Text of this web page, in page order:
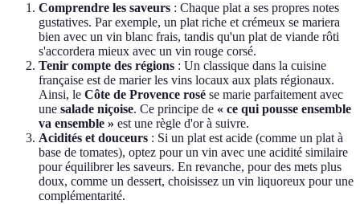
Comprendre les saveurs : Chaque plat a ses propres notes
gustatives. Par exemple, un plat riche et crémeux se mariera
bien avec un vin blanc frais, tandis qu'un plat de viande rôti
s'accordera mieux avec un vin rouge corsé.
Tenir compte des régions : Un classique dans la cuisine
française est de marier les vins locaux aux plats régionaux.
Ainsi, le Côte de Provence rosé se marie parfaitement avec
une salade niçoise. Ce principe de « ce qui pousse ensemble
va ensemble » est une règle d'or à suivre.
Acidités et douceurs : Si un plat est acide (comme un plat à
base de tomates), optez pour un vin avec une acidité similaire
pour équilibrer les saveurs. En revanche, pour des mets plus
doux, comme un dessert, choisissez un vin liquoreux pour une
complémentarité.